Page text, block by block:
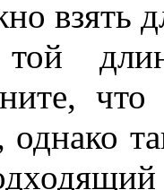
взять
той